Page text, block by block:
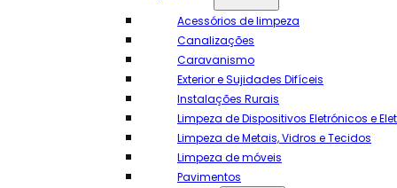
Acessórios de limpeza
Canalizações
Caravanismo
Exterior e Sujidades Difíceis
Instalações Rurais
Limpeza de Dispositivos Eletrónicos e
Limpeza de Metais, Vidros e Tecidos
Limpeza de móveis
Pavimentos